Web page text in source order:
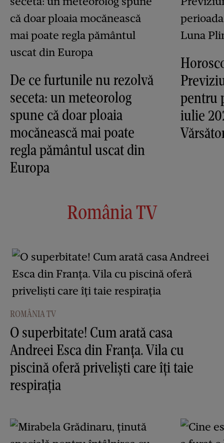
De ce furtunile nu rezolvă
seceta: un meteorolog
spune că doar ploaia
mocănească mai poate
regla pământul uscat din
Europa
pentru
iulie
România TV
ROMÂNIA TV
O superbitate! Cum arată casa
Andreei Esca din Franța. Vila cu
piscină oferă priveliști care îţi taie
respiraţia